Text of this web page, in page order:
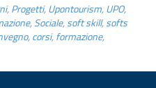
,Progetti,Upontourism,UPO,
,Sociale,soft skill,softs
,corsi,formazione,